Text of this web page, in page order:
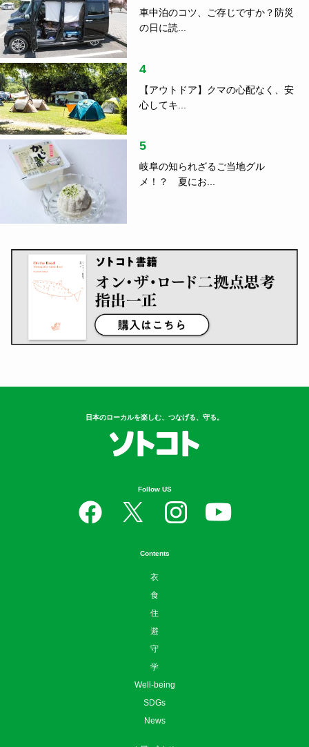
車中泊のコツ、ご存じですか？防災
の日に読...
4
【アウトドア】クマの心配なく、安
心してキ...
5
岐阜の知られざるご当地グル
メ！？ 夏にお...
日本のローカルを楽しむ、つなげる、守る。
Follow US
Contents
衣
食
住
遊
守
学
Well-being
SDGs
News